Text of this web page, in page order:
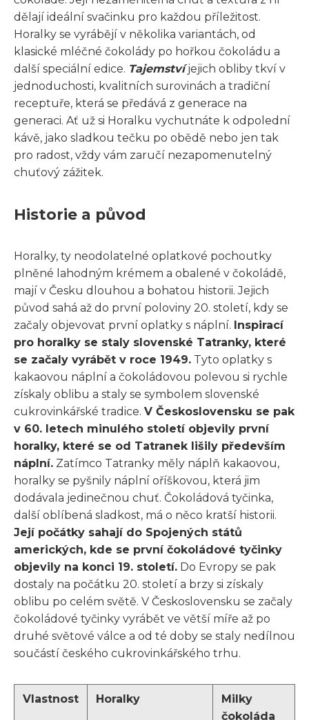
dělají ideální svačinku pro každou příležitost.
Horalky se vyrábějí v několika variantách, od
klasické mléčné čokolády po hořkou čokoládu a
další speciální edice. Tajemstvíjejich obliby tkví v
jednoduchosti, kvalitních surovinách a tradiční
receptuře, která se předává z generace na
generaci. Ať už si Horalku vychutnáte k odpolední
kávě, jako sladkou tečku po obědě nebo jen tak
pro radost, vždy vám zaručí nezapomenutelný
chuťový zážitek.
Historie a původ
Horalky, ty neodolatelné oplatkové pochoutky
plněné lahodným krémem a obalené v čokoládě,
mají v Česku dlouhou a bohatou historii. Jejich
původ sahá až do první poloviny 20. století, kdy se
začaly objevovat první oplatky s náplní. Inspirací
pro horalky se staly slovenské Tatranky, které
se začaly vyrábět v roce 1949. Tyto oplatky s
kakaovou náplní a čokoládovou polevou si rychle
získaly oblibu a staly se symbolem slovenské
cukrovinkářské tradice. V Československu se pak
v 60. letech minulého století objevily první
horalky, které se od Tatranek lišily především
náplní. Zatímco Tatranky měly náplň kakaovou,
horalky se pyšnily náplní oříškovou, která jim
dodávala jedinečnou chuť. Čokoládová tyčinka,
další oblíbená sladkost, má o něco kratší historii.
Její počátky sahají do Spojených států
amerických, kde se první čokoládové tyčinky
objevily na konci 19. století. Do Evropy se pak
dostaly na počátku 20. století a brzy si získaly
oblibu po celém světě. V Československu se začaly
čokoládové tyčinky vyrábět ve větší míře až po
druhé světové válce a od té doby se staly nedílnou
součástí českého cukrovinkářského trhu.
Vlastnost Horalky
Milky
čokoláda